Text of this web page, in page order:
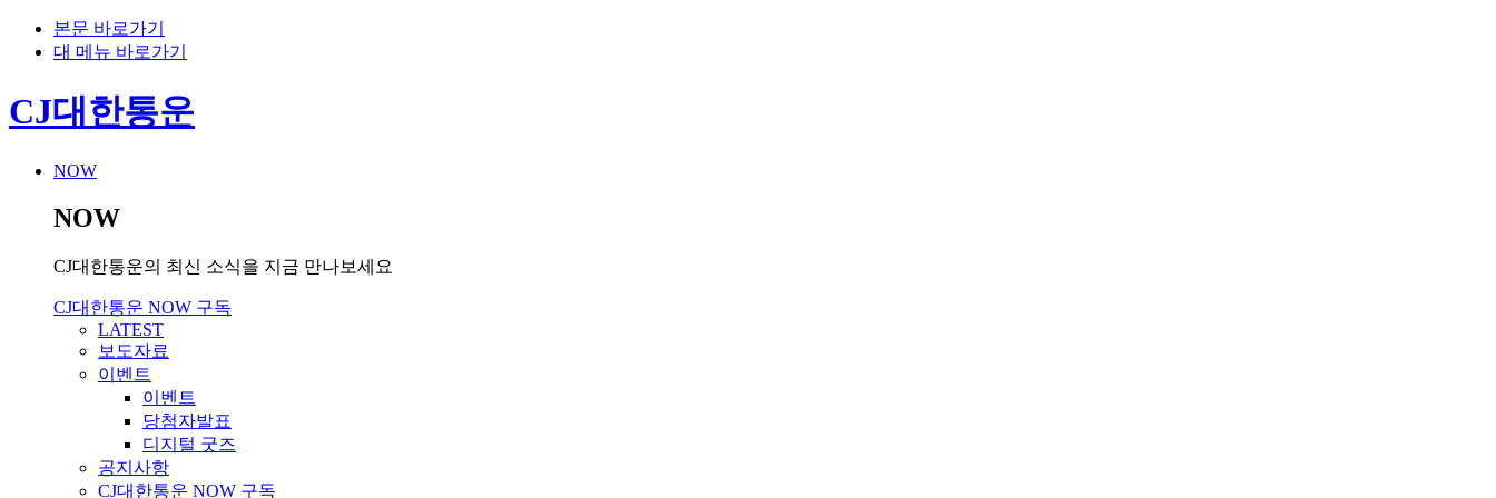
본문 바로가기
대 메뉴 바로가기
CJ대한통운
NOW
NOW
CJ대한통운의 최신 소식을 지금 만나보세요
CJ대한통운 NOW 구독
LATEST
보도자료
이벤트
이벤트
당첨자발표
디지털 굿즈
공지사항
CJ대한통운 NOW 구독